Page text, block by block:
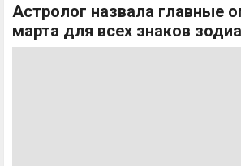
Астролог назвала главные
марта для всех знаков